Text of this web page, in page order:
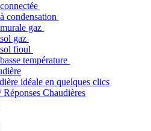
condensation
gaz
gaz
fioul
température
idéale en quelques clics
Réponses Chaudières